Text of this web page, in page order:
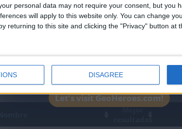
personal data may not require your consent, but you
will apply to this website only. You can change
returning to this site and clicking the "Privacy" button at
DISAGREE
Mejor
Let's visit GeoHeroes.com!